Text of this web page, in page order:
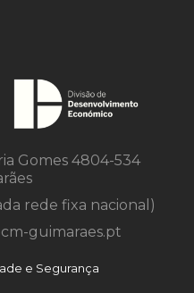
Gomes 4804-534
rede fixa nacional)
guimaraes.pt
e Segurança